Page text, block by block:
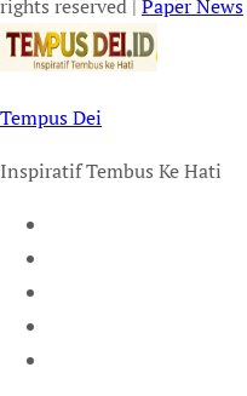
rights reserved | Paper News
Tempus Dei
Inspiratif Tembus Ke Hati